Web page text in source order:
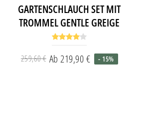
GARTENSCHLAUCH SET MIT
TROMMEL GENTLE GREIGE
Normaler
259,60 € Sonderpreis
Ab 219,90 € - 15%